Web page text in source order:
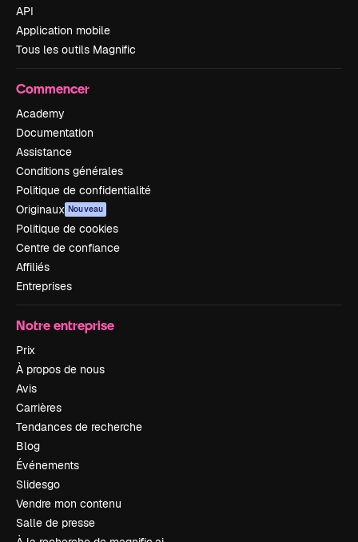
API
Application mobile
Tous les outils Magnific
Commencer
Academy
Documentation
Assistance
Conditions générales
Politique de confidentialité
Originaux Nouveau
Politique de cookies
Centre de confiance
Affiliés
Entreprises
Notre entreprise
Prix
À propos de nous
Avis
Carrières
Tendances de recherche
Blog
Événements
Slidesgo
Vendre mon contenu
Salle de presse